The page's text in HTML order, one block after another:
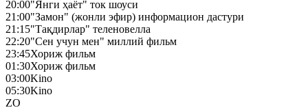
20:00"Янги ҳаёт" ток шоуси
21:00"Замон" (жонли эфир) информацион дастури
21:15"Тақдирлар" теленовелла
22:20"Сен учун мен" миллий фильм
23:45Хориж фильм
01:30Хориж фильм
03:00Kino
05:30Kino
ZO